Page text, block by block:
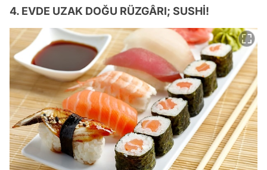
4. EVDE UZAK DOĞU RÜZGÂRI; SUSHİ!